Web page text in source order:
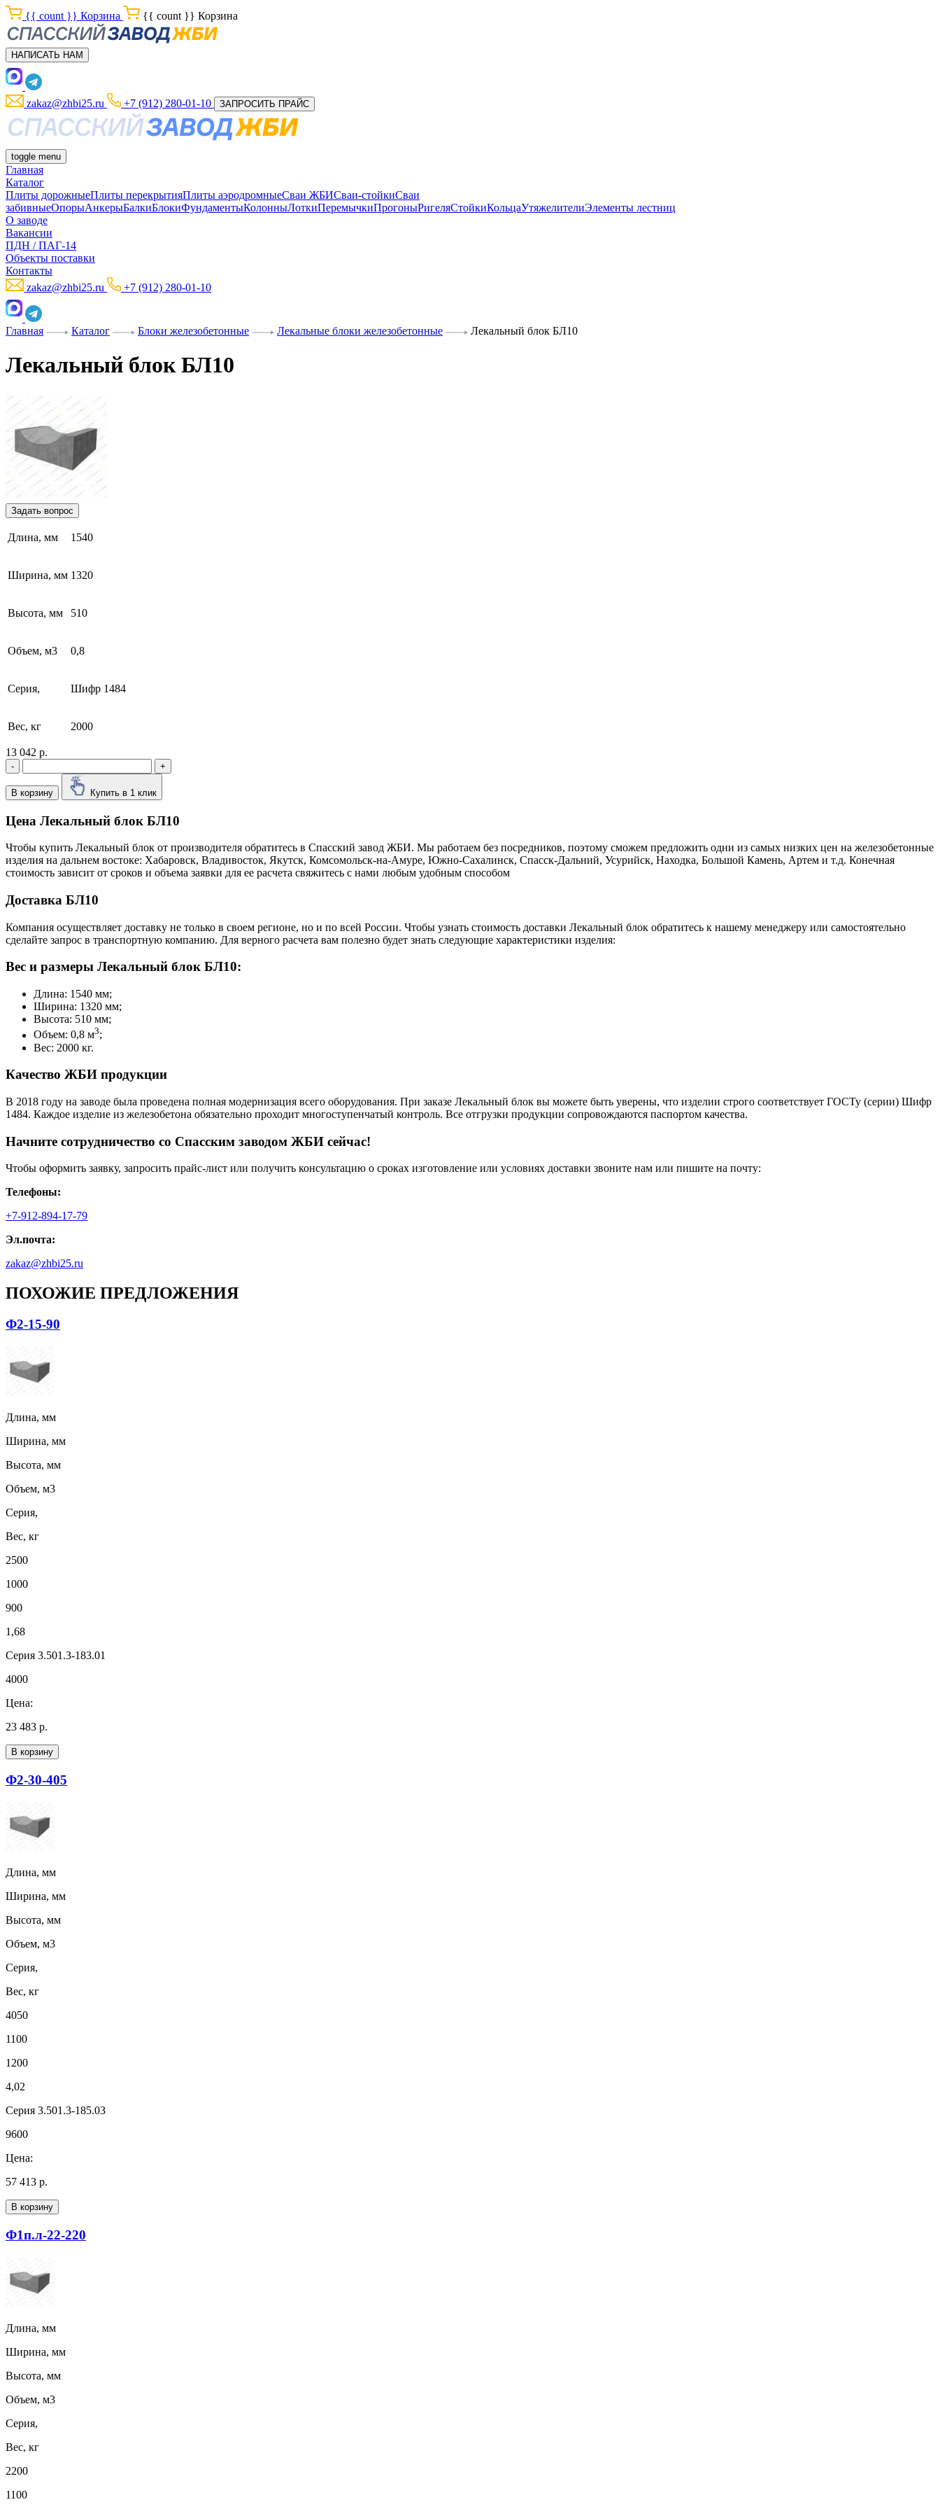
{{ count }} Корзина {{ count }} Корзина
НАПИСАТЬ НАМ
zakaz@zhbi25.ru +7 (912) 280-01-10 ЗАПРОСИТЬ ПРАЙС
toggle menu
Главная
Каталог
Плиты дорожныеПлиты перекрытияПлиты аэродромныеСваи ЖБИСваи-стойкиСваи
забивныеОпорыАнкерыБалкиБлокиФундаментыКолонныЛоткиПеремычкиПрогоныРигеляСтойкиКольцаУтяжелителиЭлементы лестниц
О заводе
Вакансии
ПДН / ПАГ-14
Объекты поставки
Контакты
zakaz@zhbi25.ru
+7 (912) 280-01-10
Главная Каталог Блоки железобетонные Лекальные блоки железобетонные Лекальный блок БЛ10
Лекальный блок БЛ10
Задать вопрос
Длина, мм 1540
Ширина, мм 1320
Высота, мм 510
Объем, м3 0,8
Серия, Шифр 1484
Вес, кг 2000
13 042 р.
- +
В корзину Купить в 1 клик
Цена Лекальный блок БЛ10
Чтобы купить Лекальный блок от производителя обратитесь в Cпасский завод ЖБИ. Мы работаем без посредников, поэтому сможем предложить одни из самых низких цен на железобетонные
изделия на дальнем востоке: Хабаровск, Владивосток, Якутск, Комсомольск-на-Амуре, Южно-Сахалинск, Спасск-Дальний, Усурийск, Находка, Большой Камень, Артем и т.д. Конечная
стоимость зависит от сроков и объема заявки для ее расчета свяжитесь с нами любым удобным способом
Доставка БЛ10
Компания осуществляет доставку не только в своем регионе, но и по всей России. Чтобы узнать стоимость доставки Лекальный блок обратитесь к нашему менеджеру или самостоятельно
сделайте запрос в транспортную компанию. Для верного расчета вам полезно будет знать следующие характеристики изделия:
Вес и размеры Лекальный блок БЛ10:
Длина: 1540 мм;
Ширина: 1320 мм;
Высота: 510 мм;
Объем: 0,8 м3;
Вес: 2000 кг.
Качество ЖБИ продукции
В 2018 году на заводе была проведена полная модернизация всего оборудования. При заказе Лекальный блок вы можете быть уверены, что изделии строго соответствует ГОСТу (серии) Шифр
1484. Каждое изделие из железобетона обязательно проходит многоступенчатый контроль. Все отгрузки продукции сопровождаются паспортом качества.
Начните сотрудничество со Cпасским заводом ЖБИ сейчас!
Чтобы оформить заявку, запросить прайс-лист или получить консультацию о сроках изготовление или условиях доставки звоните нам или пишите на почту:
Телефоны:
+7-912-894-17-79
Эл.почта:
zakaz@zhbi25.ru
ПОХОЖИЕ ПРЕДЛОЖЕНИЯ
Ф2-15-90
Длина, мм
Ширина, мм
Высота, мм
Объем, м3
Серия,
Вес, кг
2500
1000
900
1,68
Серия 3.501.3-183.01
4000
Цена:
23 483 р.
В корзину
Ф2-30-405
Длина, мм
Ширина, мм
Высота, мм
Объем, м3
Серия,
Вес, кг
4050
1100
1200
4,02
Серия 3.501.3-185.03
9600
Цена:
57 413 р.
В корзину
Ф1п.л-22-220
Длина, мм
Ширина, мм
Высота, мм
Объем, м3
Серия,
Вес, кг
2200
1100